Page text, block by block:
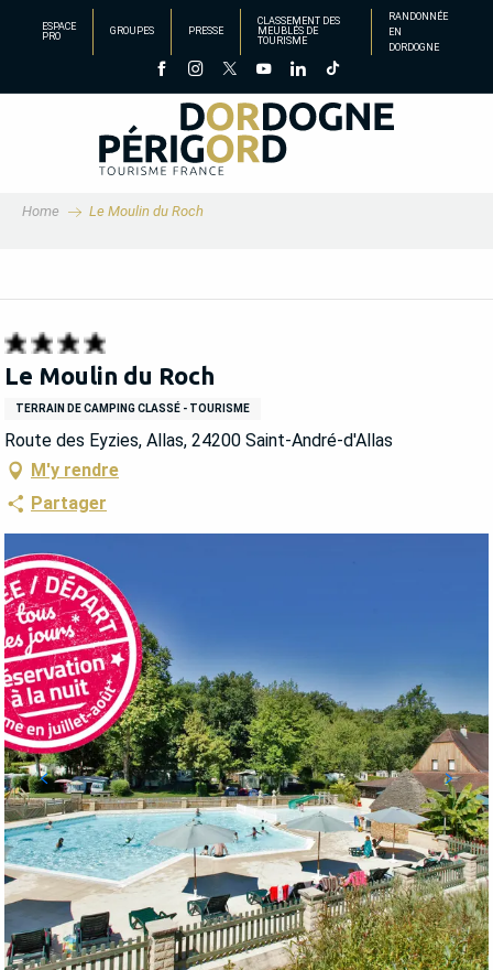
principal
ESPACE
PRO
GROUPES PRESSE
CLASSEMENT DES
MEUBLÉS DE
TOURISME
RANDONNÉE
EN
DORDOGNE
Home Le Moulin du Roch
Le Moulin du Roch
TERRAIN DE CAMPING CLASSÉ - TOURISME
Route des Eyzies, Allas, 24200 Saint-André-d'Allas
M'y rendre
Partager